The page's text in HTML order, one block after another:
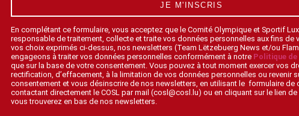
JE M'INSCRIS
En complétant ce formulaire, vous acceptez que le Comité Olympique et Sportif
responsable de traitement, collecte et traite vos données personnelles aux fins de
vos choix exprimés ci-dessus, nos newsletters (Team Lëtzebuerg News et/ou
engageons à traiter vos données personnelles conformément à notre Politique
que sur la base de votre consentement. Vous pouvez à tout moment exercer vos
rectification, d’effacement, à la limitation de vos données personnelles ou revenir
consentement et vous désinscrire de nos newsletters, en utilisant le formulaire de
contactant directement le COSL par mail (cosl@cosl.lu) ou en cliquant sur le lien
vous trouverez en bas de nos newsletters.